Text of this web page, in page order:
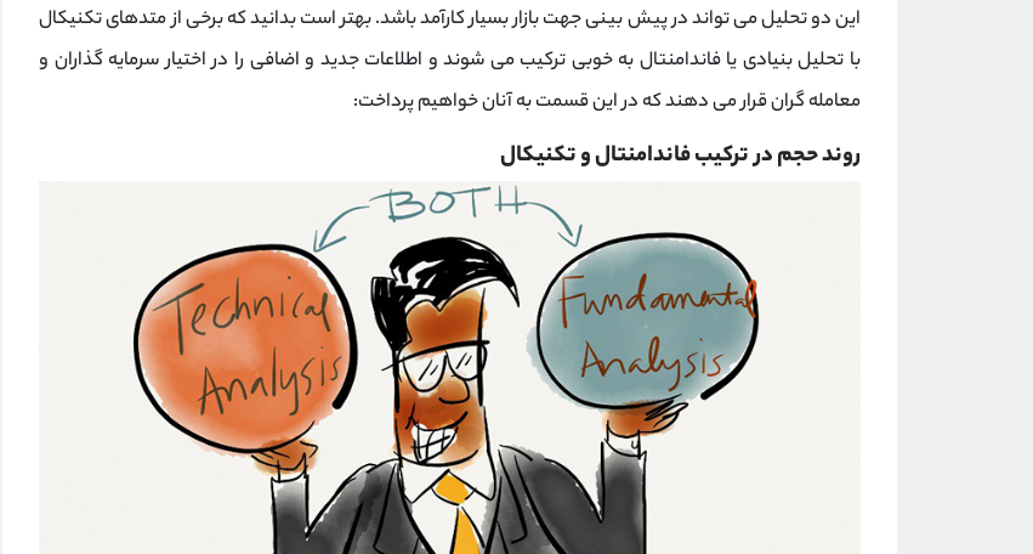
این دو تحلیل می تواند در پیش بینی جهت بازار بسیار کارآمد باشد. بهتر است بدانید که برخی از متدهای تکنیکال
با تحلیل بنیادی یا فاندامنتال به خوبی ترکیب می‌ شوند و اطلاعات جدید و اضافی را در اختیار سرمایه ‌گذاران و
معامله گران قرار می ‌دهند که در این قسمت به آنان خواهیم پرداخت:
روند حجم در ترکیب فاندامنتال و تکنیکال